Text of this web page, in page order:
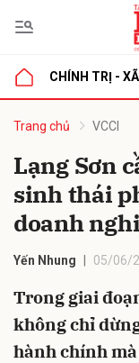
CHÍNH TRỊ - XÃ
Trang chủ VCCI
Lạng Sơn
sinh thái
doanh
Yến Nhung 05/06/
Trong giai
không chỉ
hành chính
luận